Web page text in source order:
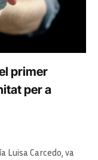
primer
per a
Carcedo, va